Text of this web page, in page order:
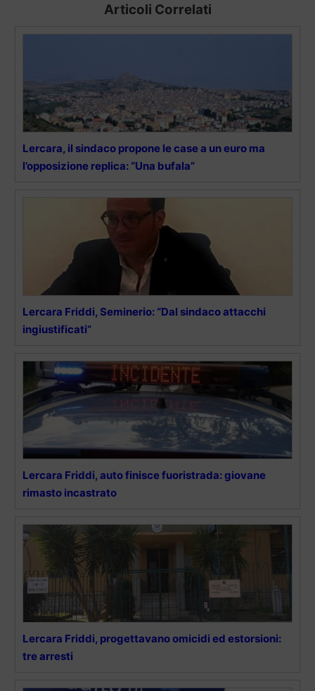
Articoli Correlati
Lercara, il sindaco propone le case a un euro ma
l’opposizione replica: “Una bufala”
Lercara Friddi, Seminerio: “Dal sindaco attacchi
ingiustificati”
Lercara Friddi, auto finisce fuoristrada: giovane
rimasto incastrato
Lercara Friddi, progettavano omicidi ed estorsioni:
tre arresti